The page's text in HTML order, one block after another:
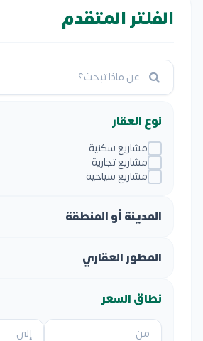
الفلتر المتقدم
نوع العقار
مشاريع سكنية
مشاريع تجارية
مشاريع سياحية
المدينة أو المنطقة
المطور العقاري
نطاق السعر